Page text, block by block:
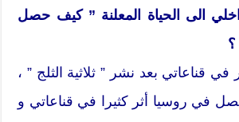
الى الحياة المعلنة ” كيف حصل
؟
قناعاتي بعد نشر ” ثلاثية الثلج ” ،
في روسيا أثر كثيرا في قناعاتي و